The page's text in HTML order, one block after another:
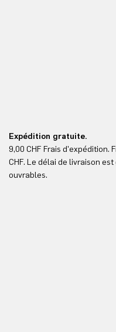
Expédition gratuite.
9,00 CHF Frais d'expédition.
CHF. Le délai de livraison
ouvrables.